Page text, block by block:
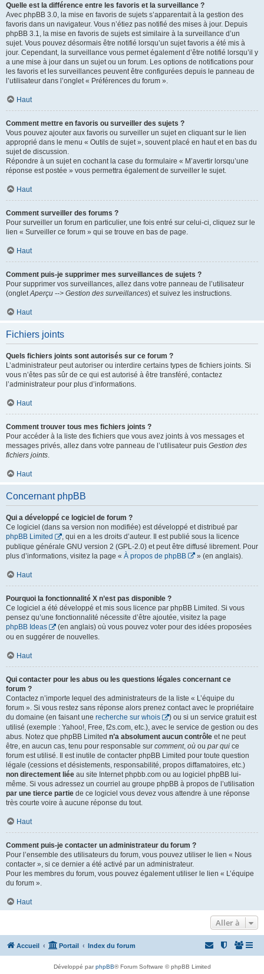
Quelle est la différence entre les favoris et la surveillance ?
Avec phpBB 3.0, la mise en favoris de sujets s’apparentait à la gestion des
favoris dans un navigateur. Vous n’étiez pas notifié des mises à jour. Depuis
phpBB 3.1, la mise en favoris de sujets est similaire à la surveillance d’un
sujet. Vous pouvez désormais être notifié lorsqu’un sujet favoris a été mis à
jour. Cependant, la surveillance vous permet également d’être notifié lorsqu’il y
a une mise à jour dans un sujet ou un forum. Les options de notifications pour
les favoris et les surveillances peuvent être configurées depuis le panneau de
l’utilisateur dans l’onglet « Préférences du forum ».
Haut
Comment mettre en favoris ou surveiller des sujets ?
Vous pouvez ajouter aux favoris ou surveiller un sujet en cliquant sur le lien
approprié dans le menu « Outils de sujet », souvent placé en haut et en bas du
sujet de discussion.
Répondre à un sujet en cochant la case du formulaire « M’avertir lorsqu’une
réponse est postée » vous permettra également de surveiller le sujet.
Haut
Comment surveiller des forums ?
Pour surveiller un forum en particulier, une fois entré sur celui-ci, cliquez sur le
lien « Surveiller ce forum » qui se trouve en bas de page.
Haut
Comment puis-je supprimer mes surveillances de sujets ?
Pour supprimer vos surveillances, allez dans votre panneau de l’utilisateur
(ongletAperçu --> Gestion des surveillances) et suivez les instructions.
Haut
Fichiers joints
Quels fichiers joints sont autorisés sur ce forum ?
L’administrateur peut autoriser ou interdire certains types de fichiers joints. Si
vous n’êtes pas sûr de ce qui est autorisé à être transféré, contactez
l’administrateur pour plus d’informations.
Haut
Comment trouver tous mes fichiers joints ?
Pour accéder à la liste des fichiers que vous avez joints à vos messages et
messages privés, allez dans votre panneau de l’utilisateur puis Gestion des
fichiers joints.
Haut
Concernant phpBB
Qui a développé ce logiciel de forum ?
Ce logiciel (dans sa version non modifiée) est développé et distribué par
phpBB Limited
, qui en a les droits d’auteur. Il est publié sous la licence
publique générale GNU version 2 (GPL-2.0) et peut être diffusé librement. Pour
plus d’informations, visitez la page « À propos de phpBB » (en anglais).
Haut
Pourquoi la fonctionnalité X n’est pas disponible ?
Ce logiciel a été développé et mis sous licence par phpBB Limited. Si vous
pensez qu’une fonctionnalité nécessite d’être ajoutée, visitez la page
phpBB Ideas
(en anglais) où vous pouvez voter pour des idées proposées
ou en suggérer de nouvelles.
Haut
Qui contacter pour les abus ou les questions légales concernant ce
forum ?
Contactez n’importe lequel des administrateurs de la liste « L’équipe du
forum ». Si vous restez sans réponse alors prenez contact avec le propriétaire
du domaine (en faisant une recherche sur whois
) ou si un service gratuit est
utilisé (exemple : Yahoo!, Free, f2s.com, etc.), avec le service de gestion ou des
abus. Notez que phpBB Limited n’a absolument aucun contrôle et ne peut
être, en aucun cas, tenu pour responsable sur comment, où ou par qui ce
forum est utilisé. Il est inutile de contacter phpBB Limited pour toute question
légale (cessions et désistements, responsabilité, propos diffamatoires, etc.)
non directement liée au site Internet phpbb.com ou au logiciel phpBB lui-
même. Si vous adressez un courriel au groupe phpBB à propos de l’utilisation
par une tierce partie de ce logiciel vous devez vous attendre à une réponse
très courte voire à aucune réponse du tout.
Haut
Comment puis-je contacter un administrateur du forum ?
Pour l’ensemble des utilisateurs du forum, vous pouvez utiliser le lien « Nous
contacter », si ce dernier a été activé par un administrateur.
Pour les membres du forum, vous pouvez également utiliser le lien « L’équipe
du forum ».
Haut
Aller à
Accueil Portail Index du forum
Développé parphpBB® Forum Software © phpBB Limited